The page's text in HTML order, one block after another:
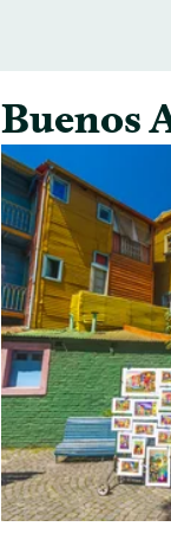
Buenos